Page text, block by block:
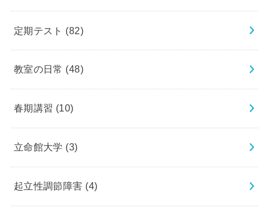
定期テスト (82)
教室の日常 (48)
春期講習 (10)
立命館大学 (3)
起立性調節障害 (4)